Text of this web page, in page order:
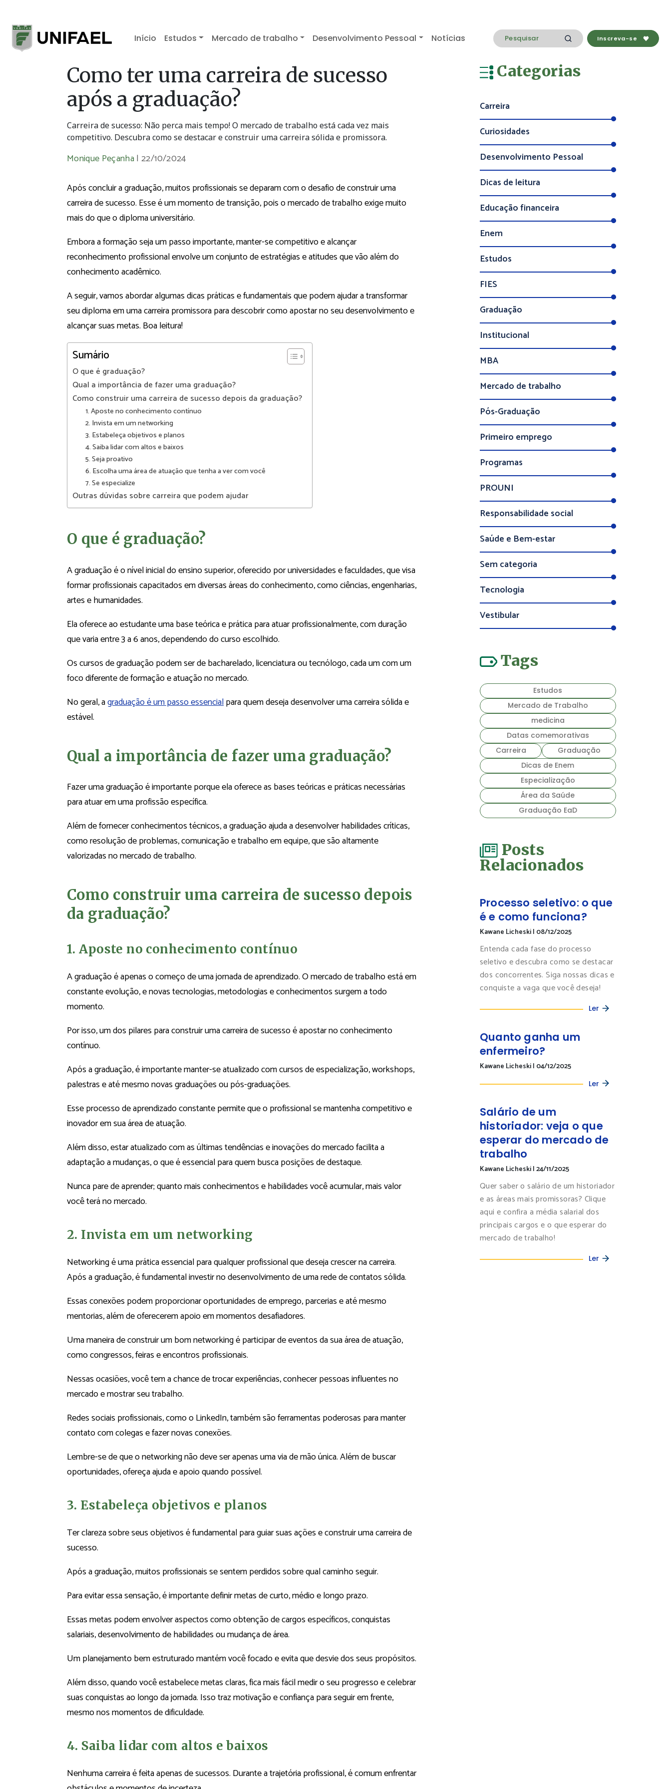
Início Estudos Mercado de trabalho Desenvolvimento Pessoal Notícias Inscreva-se
Como ter uma carreira de sucesso
após a graduação?
Carreira de sucesso: Não perca mais tempo! O mercado de trabalho está cada vez mais
competitivo. Descubra como se destacar e construir uma carreira sólida e promissora.
Monique Peçanha |22/10/2024
Após concluir a graduação, muitos profissionais se deparam com o desafio de construir uma
carreira de sucesso. Esse é um momento de transição, pois o mercado de trabalho exige muito
mais do que o diploma universitário.
Embora a formação seja um passo importante, manter-se competitivo e alcançar
reconhecimento profissional envolve um conjunto de estratégias e atitudes que vão além do
conhecimento acadêmico.
A seguir, vamos abordar algumas dicas práticas e fundamentais que podem ajudar a transformar
seu diploma em uma carreira promissora para descobrir como apostar no seu desenvolvimento e
alcançar suas metas. Boa leitura!
Sumário
O que é graduação?
Qual a importância de fazer uma graduação?
Como construir uma carreira de sucesso depois da graduação?
1. Aposte no conhecimento contínuo
2. Invista em um networking
3. Estabeleça objetivos e planos
4. Saiba lidar com altos e baixos
5. Seja proativo
6. Escolha uma área de atuação que tenha a ver com você
7. Se especialize
Outras dúvidas sobre carreira que podem ajudar
O que é graduação?
A graduação é o nível inicial do ensino superior, oferecido por universidades e faculdades, que visa
formar profissionais capacitados em diversas áreas do conhecimento, como ciências, engenharias,
artes e humanidades.
Ela oferece ao estudante uma base teórica e prática para atuar profissionalmente, com duração
que varia entre 3 a 6 anos, dependendo do curso escolhido.
Os cursos de graduação podem ser de bacharelado, licenciatura ou tecnólogo, cada um com um
foco diferente de formação e atuação no mercado.
No geral, agraduação é um passo essencialpara quem deseja desenvolver uma carreira sólida e
estável.
Qual a importância de fazer uma graduação?
Fazer uma graduação é importante porque ela oferece as bases teóricas e práticas necessárias
para atuar em uma profissão específica.
Além de fornecer conhecimentos técnicos, a graduação ajuda a desenvolver habilidades críticas,
como resolução de problemas, comunicação e trabalho em equipe, que são altamente
valorizadas no mercado de trabalho.
Como construir uma carreira de sucesso depois
da graduação?
1. Aposte no conhecimento contínuo
A graduação é apenas o começo de uma jornada de aprendizado. O mercado de trabalho está em
constante evolução, e novas tecnologias, metodologias e conhecimentos surgem a todo
momento.
Por isso, um dos pilares para construir uma carreira de sucesso é apostar no conhecimento
contínuo.
Após a graduação, é importante manter-se atualizado com cursos de especialização, workshops,
palestras e até mesmo novas graduações ou pós-graduações.
Esse processo de aprendizado constante permite que o profissional se mantenha competitivo e
inovador em sua área de atuação.
Além disso, estar atualizado com as últimas tendências e inovações do mercado facilita a
adaptação a mudanças, o que é essencial para quem busca posições de destaque.
Nunca pare de aprender; quanto mais conhecimentos e habilidades você acumular, mais valor
você terá no mercado.
2. Invista em um networking
Networking é uma prática essencial para qualquer profissional que deseja crescer na carreira.
Após a graduação, é fundamental investir no desenvolvimento de uma rede de contatos sólida.
Essas conexões podem proporcionar oportunidades de emprego, parcerias e até mesmo
mentorias, além de oferecerem apoio em momentos desafiadores.
Uma maneira de construir um bom networking é participar de eventos da sua área de atuação,
como congressos, feiras e encontros profissionais.
Nessas ocasiões, você tem a chance de trocar experiências, conhecer pessoas influentes no
mercado e mostrar seu trabalho.
Redes sociais profissionais, como o LinkedIn, também são ferramentas poderosas para manter
contato com colegas e fazer novas conexões.
Lembre-se de que o networking não deve ser apenas uma via de mão única. Além de buscar
oportunidades, ofereça ajuda e apoio quando possível.
3. Estabeleça objetivos e planos
Ter clareza sobre seus objetivos é fundamental para guiar suas ações e construir uma carreira de
sucesso.
Após a graduação, muitos profissionais se sentem perdidos sobre qual caminho seguir.
Para evitar essa sensação, é importante definir metas de curto, médio e longo prazo.
Essas metas podem envolver aspectos como obtenção de cargos específicos, conquistas
salariais, desenvolvimento de habilidades ou mudança de área.
Um planejamento bem estruturado mantém você focado e evita que desvie dos seus propósitos.
Além disso, quando você estabelece metas claras, fica mais fácil medir o seu progresso e celebrar
suas conquistas ao longo da jornada. Isso traz motivação e confiança para seguir em frente,
mesmo nos momentos de dificuldade.
4. Saiba lidar com altos e baixos
Nenhuma carreira é feita apenas de sucessos. Durante a trajetória profissional, é comum enfrentar
Categorias
Carreira
Curiosidades
Desenvolvimento Pessoal
Dicas de leitura
Educação financeira
Enem
Estudos
FIES
Graduação
Institucional
MBA
Mercado de trabalho
Pós-Graduação
Primeiro emprego
Programas
PROUNI
Responsabilidade social
Saúde e Bem-estar
Sem categoria
Tecnologia
Vestibular
Tags
Estudos
Mercado de Trabalho
medicina
Datas comemorativas
Carreira
Graduação
Dicas de Enem
Especialização
Área da Saúde
Graduação EaD
Posts
Relacionados
Processo seletivo: o que
é e como funciona?
Kawane Licheski| 08/12/2025
Entenda cada fase do processo
seletivo e descubra como se destacar
dos concorrentes. Siga nossas dicas e
conquiste a vaga que você deseja!
Ler
Quanto ganha um
enfermeiro?
Kawane Licheski| 04/12/2025
Ler
Salário de um
historiador: veja o que
esperar do mercado de
trabalho
Kawane Licheski|24/11/2025
Quer saber o salário de um historiador
e as áreas mais promissoras? Clique
aqui e confira a média salarial dos
principais cargos e o que esperar do
mercado de trabalho!
Ler